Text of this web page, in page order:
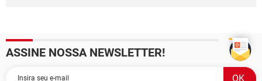
ASSINE NOSSA NEWSLETTER!